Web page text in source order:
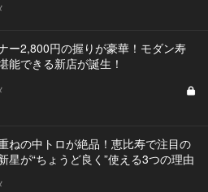
ー2,800円の握りが豪華！モダン寿
能できる新店が誕生！
ねの中トロが絶品！恵比寿で注目の
星が“ちょうど良く”使える3つの理由